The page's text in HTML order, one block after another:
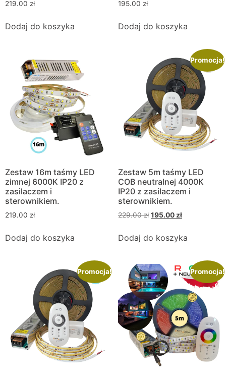
219.00 zł
Dodaj do koszyka
195.00 zł
Dodaj do koszyka
Zestaw 16m taśmy LED
zimnej 6000K IP20 z
zasilaczem i
sterownikiem.
219.00 zł
Dodaj do koszyka
Promocja!
Zestaw 5m taśmy LED
COB neutralnej 4000K
IP20 z zasilaczem i
sterownikiem.
229.00zł 195.00zł
Dodaj do koszyka
Promocja! Promocja!